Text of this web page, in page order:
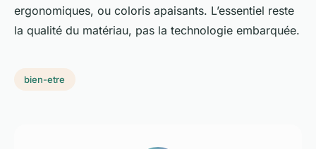
ergonomiques, ou coloris apaisants. L’essentiel reste
la qualité du matériau, pas la technologie embarquée.
bien-etre